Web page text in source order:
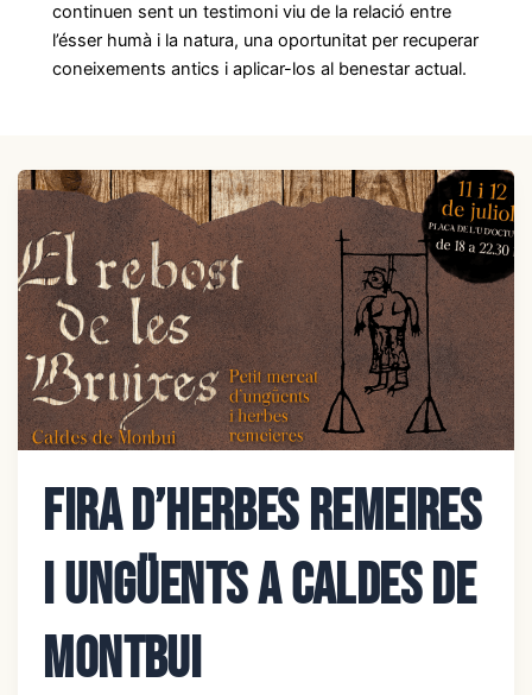
continuen sent un testimoni viu de la relació entre
l’ésser humà i la natura, una oportunitat per recuperar
coneixements antics i aplicar-los al benestar actual.
Fira d’Herbes Remeires
i Ungüents a Caldes de
Montbui